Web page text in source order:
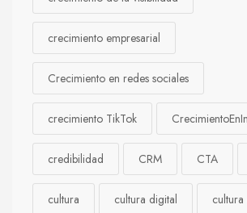
crecimiento empresarial
Crecimiento en redes sociales
crecimiento TikTok
credibilidad CRM CTA
cultura cultura digital